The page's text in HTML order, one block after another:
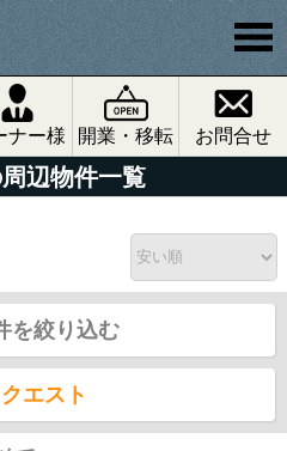
ナー様 開業・移転 お問合せ
辺物件一覧
を絞り込む
エスト